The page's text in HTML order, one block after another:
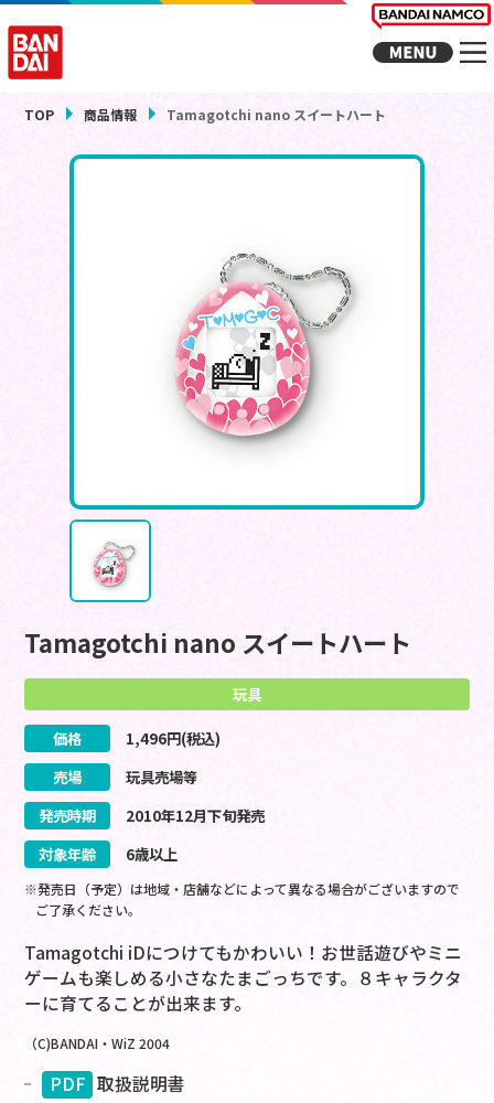
TOP 商品情報 Tamagotchi nano スイートハート
Tamagotchi nano スイートハート
玩具
価格 1,496円(税込)
売場
玩具売場等
発売時期
2010年12月下旬発売
対象年齢
6歳以上
※発売日（予定）は地域・店舗などによって異なる場合がございますので
ご了承ください。
Tamagotchi iDにつけてもかわいい！お世話遊びやミニ
ゲームも楽しめる小さなたまごっちです。８キャラクタ
ーに育てることが出来ます。
（C)BANDAI・WiZ 2004
PDF 取扱説明書